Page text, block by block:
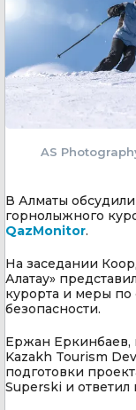
AS
В Алматы
горнолыжного
QazMonitor.
На заседании
Алатау»
курорта и меры
безопасности.
Ержан Еркинбаев,
Kazakh Tourism
подготовки
Superski и ответил